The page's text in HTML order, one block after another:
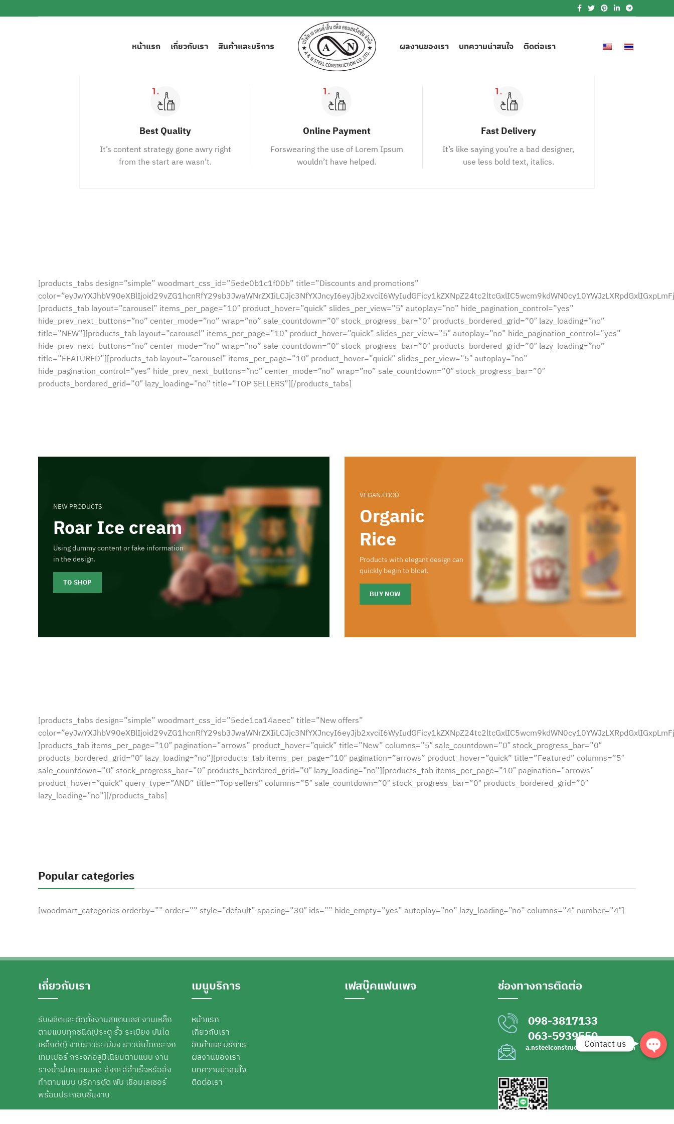
หน้าแรก เกี่ยวกับเรา สินค้าและบริการ ผลงานของเรา บทความน่าสนใจ ติดต่อเรา
Best Quality
It’s content strategy gone awry right
from the start are wasn’t.
Online Payment
Forswearing the use of Lorem Ipsum
wouldn’t have helped.
Fast Delivery
It’s like saying you’re a bad designer,
use less bold text, italics.
[products_tabs design=”simple” woodmart_css_id=”5ede0b1c1f00b” title=”Discounts and promotions”
[products_tab layout=”carousel” items_per_page=”10″ product_hover=”quick” slides_per_view=”5″ autoplay=”no” hide_pagination_control=”yes”
hide_prev_next_buttons=”no” center_mode=”no” wrap=”no” sale_countdown=”0″ stock_progress_bar=”0″ products_bordered_grid=”0″ lazy_loading=”no”
title=”NEW”][products_tab layout=”carousel” items_per_page=”10″ product_hover=”quick” slides_per_view=”5″ autoplay=”no” hide_pagination_control=”yes”
hide_prev_next_buttons=”no” center_mode=”no” wrap=”no” sale_countdown=”0″ stock_progress_bar=”0″ products_bordered_grid=”0″ lazy_loading=”no”
title=”FEATURED”][products_tab layout=”carousel” items_per_page=”10″ product_hover=”quick” slides_per_view=”5″ autoplay=”no”
hide_pagination_control=”yes” hide_prev_next_buttons=”no” center_mode=”no” wrap=”no” sale_countdown=”0″ stock_progress_bar=”0″
products_bordered_grid=”0″ lazy_loading=”no” title=”TOP SELLERS”][/products_tabs]
NEW PRODUCTS
Roar Ice cream
Using dummy content or fake information
in the design.
TO SHOP
VEGAN FOOD
Organic
Rice
Products with elegant design can
quickly begin to bloat.
BUY NOW
[products_tabs design=”simple” woodmart_css_id=”5ede1ca14aeec” title=”New offers”
[products_tab items_per_page=”10″ pagination=”arrows” product_hover=”quick” title=”New” columns=”5″ sale_countdown=”0″ stock_progress_bar=”0″
products_bordered_grid=”0″ lazy_loading=”no”][products_tab items_per_page=”10″ pagination=”arrows” product_hover=”quick” title=”Featured” columns=”5″
sale_countdown=”0″ stock_progress_bar=”0″ products_bordered_grid=”0″ lazy_loading=”no”][products_tab items_per_page=”10″ pagination=”arrows”
product_hover=”quick” query_type=”AND” title=”Top sellers” columns=”5″ sale_countdown=”0″ stock_progress_bar=”0″ products_bordered_grid=”0″
lazy_loading=”no”][/products_tabs]
Popular categories
[woodmart_categories orderby=”” order=”” style=”default” spacing=”30″ ids=”” hide_empty=”yes” autoplay=”no” lazy_loading=”no” columns=”4″ number=”4″]
เกี่ยวกับเรา
รับผลิตและติดตั้งงานสแตนเลส งานเหล็ก
ตามแบบทุกชนิด(ประตู รั้ว ระเบียง บันได
เหล็กดัด) งานราวระเบียง ราวบันไดกระจก
เทมเปอร์ กระจกอลูมิเนียมตามแบบ งาน
รางน้ำฝนสแตนเลส สังกะสีสำเร็จหรือสั่ง
ทำตามแบบ บริการตัด พับ เชื่อมเลเซอร์
พร้อมประกอบชิ้นงาน
เมนูบริการ
หน้าแรก
เกี่ยวกับเรา
สินค้าและบริการ
ผลงานของเรา
บทความน่าสนใจ
ติดต่อเรา
เฟสบุ๊คแฟนเพจ ช่องทางการติดต่อ
098-3817133
063-5939550
a.nsteelconstruction22@gmail.com
Contact us